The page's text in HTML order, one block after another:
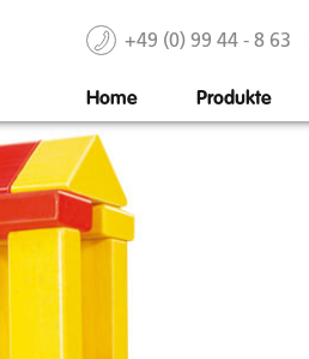
+49 (0) 99 44 - 8 63
Home Produkte